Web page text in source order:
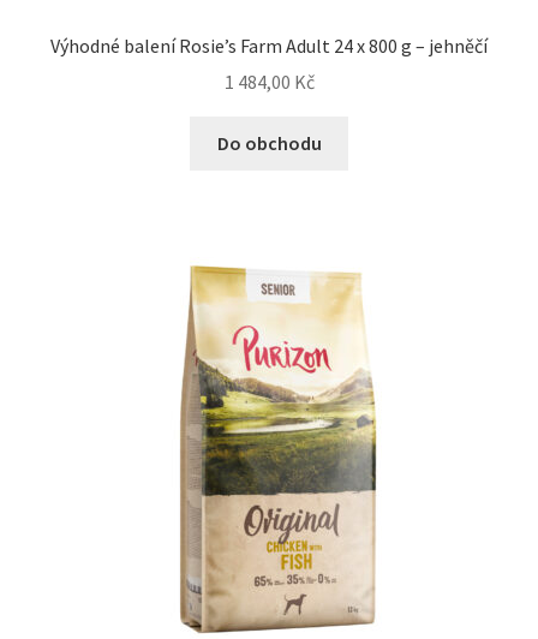
Výhodné balení Rosie’s Farm Adult 24 x 800 g – jehněčí
1 484,00 Kč
Do obchodu